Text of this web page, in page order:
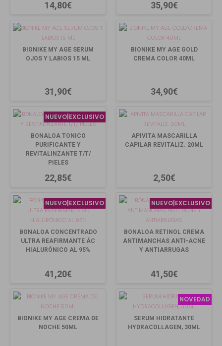
14,80€ 35,90€
BIONIKE MY AGE SERUM
OJOS Y LABIOS 15 ML
31,90€
BIONIKE MY AGE GOLD
CREMA COLOR 40ML
34,90€
NUEVO|EXCLUSIVO
BONALOA TONICO
PURIFICANTE Y
REVITALINZANTE T/T/
PIELES
22,85€
APIVITA MASCARILLA
CAPILAR REVITALIZ. 20ML
2,50€
NUEVO|EXCLUSIVO
BONALOA CONCENTRADO
ULTRA REAFIRMANTE ÁC
HIALURÓNICO AL 95%
41,20€
NUEVO|EXCLUSIVO
BONALOA RETINOL CREMA
ANTIMANCHAS ANTI-ACNE
Y ANTIARRUGAS
41,50€
BIONIKE MY AGE CREMA DE
NOCHE 50ML
NOVEDAD
SERUM HIDRATANTE
HYDRACOLLAGEN, 30ML